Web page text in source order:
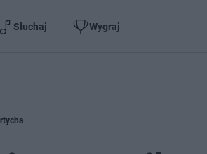
Słuchaj Wygraj